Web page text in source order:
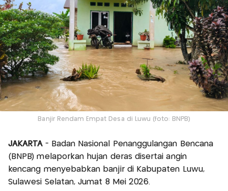
Banjir Rendam Empat Desa di Luwu (foto: BNPB)
JAKARTA- Badan Nasional Penanggulangan Bencana
(BNPB) melaporkan hujan deras disertai angin
kencang menyebabkan banjir di Kabupaten Luwu,
Sulawesi Selatan, Jumat 8 Mei 2026.